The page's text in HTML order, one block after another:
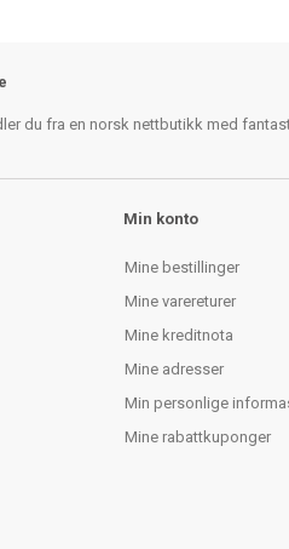
du fra en norsk nettbutikk med
Min konto
Mine bestillinger
Mine varereturer
Mine kreditnota
Mine adresser
Min personlige
Mine rabattkuponger